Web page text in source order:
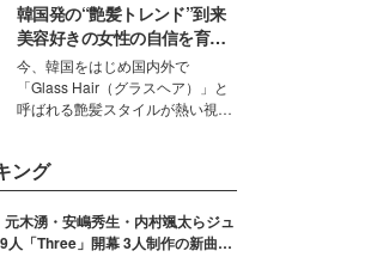
ニオン好き”という共通点を持つモ
デルの宮城舞と島村雄大の特別対
談をお届け！それぞれの視点か
ら、今作ならではの魅力や予想外
の感動をもたらす奥深いストーリ
ーについて熱く語り合ってもらっ
韓国発の“艶髪トレンド”到来
美容好きの女性の自信を育む
「ヘアケア事情」って？
今、韓国をはじめ国内外で
「Glass Hair（グラスヘア）」と
呼ばれる艶髪スタイルが熱い視線
して、“髪そのものの美しさ”に改
めて注目する人が増えている様
子。今回は、そんな憧れの艶やか
な髪を日常で叶える、美容好きの
ング
元木湧・安嶋秀生・内村颯太らジュ
人「Three」開幕 3人制作の新曲＆